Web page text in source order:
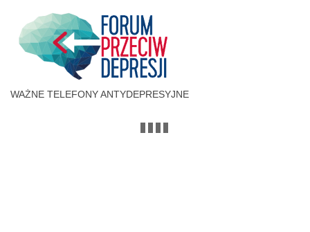
WAŻNE TELEFONY ANTYDEPRESYJNE